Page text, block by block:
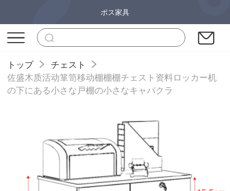
ボス家具
トップ
チェスト
佐盛木质活动箪笥移动棚棚棚チェスト资料ロッカー机
の下にある小さな戸棚の小さなキャバクラ